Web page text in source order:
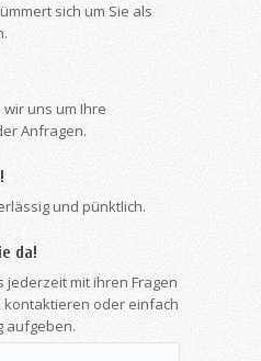
sich um Sie als
uns um Ihre
Anfragen.
und pünktlich.
da!
jederzeit mit ihren Fragen
kontaktieren oder einfach
aufgeben.